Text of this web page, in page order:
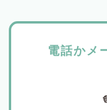
電話かメ